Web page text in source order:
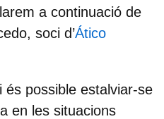
a continuació de
soci d’Ático
és possible estalviar-se
en les situacions